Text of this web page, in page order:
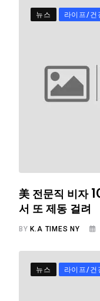
뉴스 라이프/건
美 전문직 비자
서 또 제동 걸려
BY K.A TIMES NY
뉴스 라이프/건